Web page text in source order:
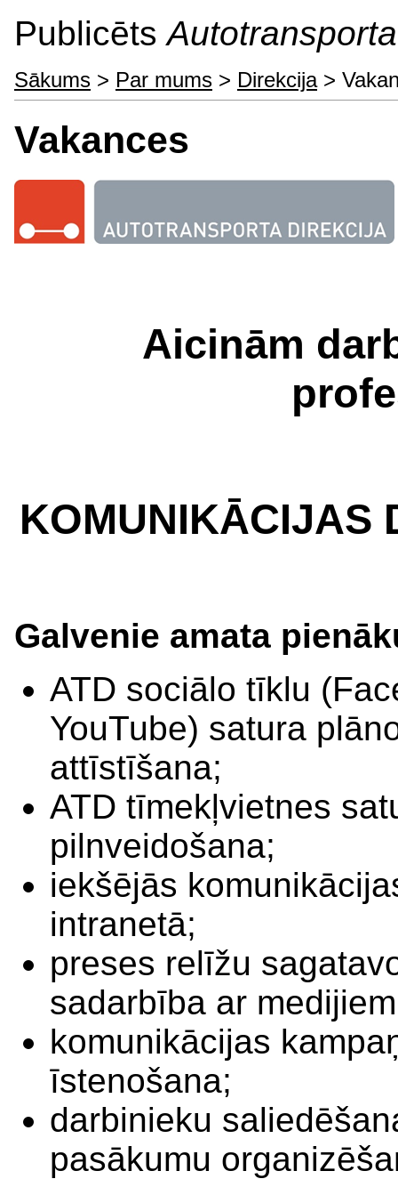
Publicēts
Sākums > Par mums > Direkcija>
Vakances
Aicinām
KOMUNIKĀCIJAS
Galvenie amata
ATD sociālo tīklu
YouTube) satura
attīstīšana;
ATD tīmekļvietnes
pilnveidošana;
iekšējās
intranetā;
preses relīžu
sadarbība ar
komunikācijas
īstenošana;
darbinieku
pasākumu